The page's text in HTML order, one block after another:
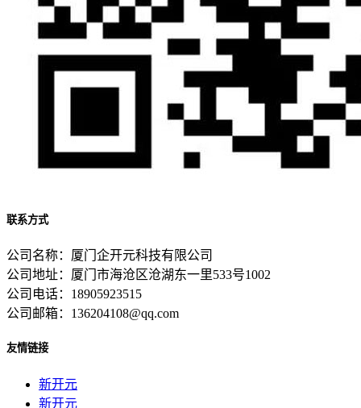
联系方式
公司名称：厦门企开元科技有限公司
公司地址：厦门市海沧区沧湖东一里533号1002
公司电话：18905923515
公司邮箱：136204108@qq.com
友情链接
新开元
新开元